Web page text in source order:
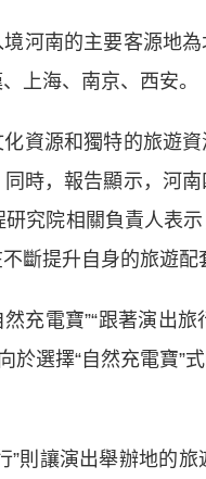
南的主要客源地為
上海、南京、西安。
源和獨特的旅遊資
時，報告顯示，河
研究院相關負責人表
斷提升自身的旅遊配
電寶”“跟著演出旅
於選擇“自然充電寶”
讓演出舉辦地的旅